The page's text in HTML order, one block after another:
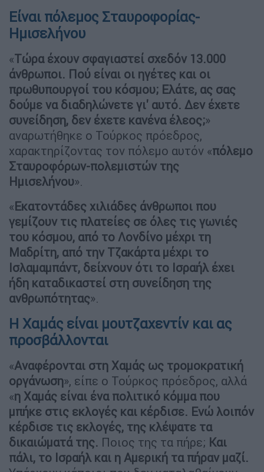
Είναι πόλεμος Σταυροφορίας-
Ημισελήνου
«Τώρα έχουν σφαγιαστεί σχεδόν 13.000
άνθρωποι. Πού είναι οι ηγέτες και οι
πρωθυπουργοί του κόσμου; Ελάτε, ας σας
δούμε να διαδηλώνετε γι' αυτό. Δεν έχετε
συνείδηση, δεν έχετε κανένα έλεος;»
αναρωτήθηκε ο Τούρκος πρόεδρος,
χαρακτηρίζοντας τον πόλεμο αυτόν «πόλεμο
Σταυροφόρων-πολεμιστών της
Ημισελήνου».
« Εκατοντάδες χιλιάδες άνθρωποι που
γεμίζουν τις πλατείες σε όλες τις γωνιές
του κόσμου, από το Λονδίνο μέχρι τη
Μαδρίτη, από την Τζακάρτα μέχρι το
Ισλαμαμπάντ, δείχνουν ότι το Ισραήλ έχει
ήδη καταδικαστεί στη συνείδηση της
ανθρωπότητας».
Η Χαμάς είναι μουτζαχεντίν και ας
προσβάλλονται
«Αναφέρονται στη Χαμάς ως τρομοκρατική
οργάνωση», είπε ο Τούρκος πρόεδρος, αλλά
«η Χαμάς είναι ένα πολιτικό κόμμα που
μπήκε στις εκλογές και κέρδισε. Ενώ λοιπόν
κέρδισε τις εκλογές, της κλέψατε τα
δικαιώματά της. Ποιος της τα πήρε; Και
πάλι, το Ισραήλ και η Αμερική τα πήραν μαζί.